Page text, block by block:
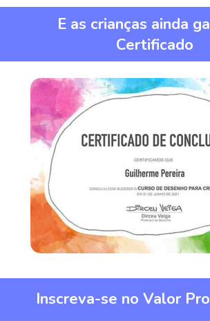
E as crianças ainda
Certificado
Inscreva-se no Valor